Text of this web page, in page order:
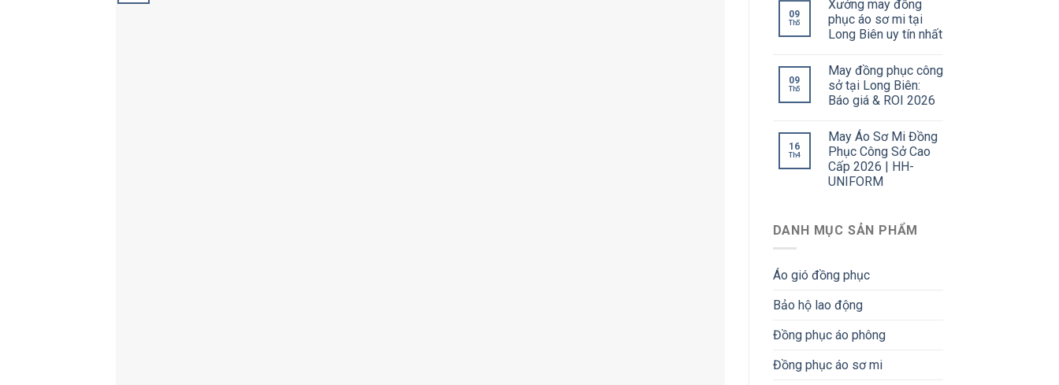
09
Th5
Xưởng may đồng
phục áo sơ mi tại
Long Biên uy tín nhất
09
Th5
May đồng phục công
sở tại Long Biên:
Báo giá & ROI 2026
16
Th4
May Áo Sơ Mi Đồng
Phục Công Sở Cao
Cấp 2026 | HH-
UNIFORM
DANH MỤC SẢN PHẨM
Áo gió đồng phục
Bảo hộ lao động
Đồng phục áo phông
Đồng phục áo sơ mi